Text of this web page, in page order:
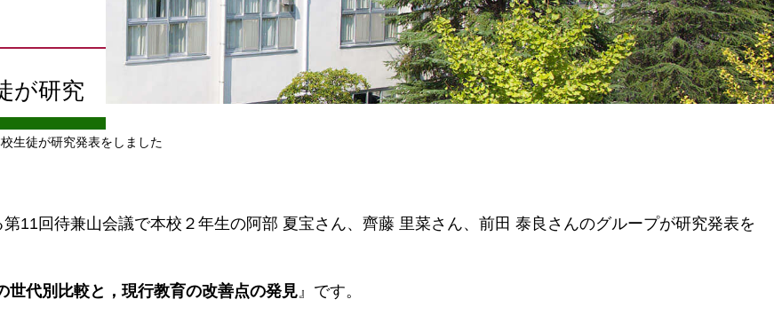
が研究
生徒が研究発表をしました
11回待兼山会議で本校２年生の阿部 夏宝さん、齊藤 里菜さん、前田 泰良さんのグループが研究発表を
代別比較と，現行教育の改善点の発見』です。